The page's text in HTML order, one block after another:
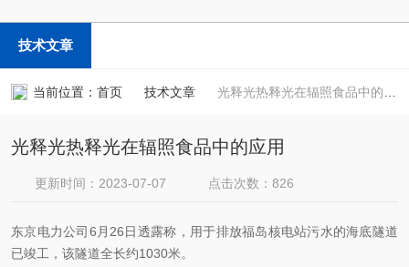
技术文章
当前位置： 首页 技术文章 光释光热释光在辐照食品中的应用
光释光热释光在辐照食品中的应用
更新时间：2023-07-07 点击次数：826
东京电力公司6月26日透露称，用于排放福岛核电站污水的海底隧道
已竣工，该隧道全长约1030米。